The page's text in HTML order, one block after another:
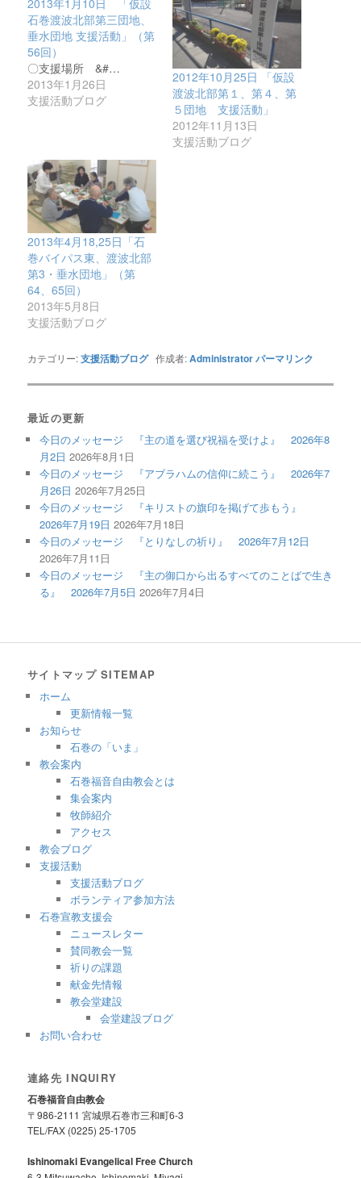
石巻渡波北部第三団地、
垂水団地 支援活動」（第
56回）
〇支援場所 &#…
2013年1月26日
支援活動ブログ
2012年10月25日 「仮設
渡波北部第１、第４、第
５団地 支援活動」
2012年11月13日
支援活動ブログ
2013年4月18,25日「石
巻バイパス東、渡波北部
第3・垂水団地」（第
64、65回）
2013年5月8日
支援活動ブログ
カテゴリー:支援活動ブログ作成者:Administratorパーマリンク
最近の更新
今日のメッセージ 『主の道を選び祝福を受けよ』 2026年8
月2日 2026年8月1日
今日のメッセージ 『アブラハムの信仰に続こう』 2026年7
月26日 2026年7月25日
今日のメッセージ 『キリストの旗印を掲げて歩もう』
2026年7月19日 2026年7月18日
今日のメッセージ 『とりなしの祈り』 2026年7月12日
2026年7月11日
今日のメッセージ 『主の御口から出るすべてのことばで生き
る』 2026年7月5日 2026年7月4日
サイトマップ SITEMAP
ホーム
更新情報一覧
お知らせ
石巻の「いま」
教会案内
石巻福音自由教会とは
集会案内
牧師紹介
アクセス
教会ブログ
支援活動
支援活動ブログ
ボランティア参加方法
石巻宣教支援会
ニュースレター
賛同教会一覧
祈りの課題
献金先情報
教会堂建設
会堂建設ブログ
お問い合わせ
連絡先 INQUIRY
石巻福音自由教会
〒986-2111 宮城県石巻市三和町6-3
TEL/FAX (0225) 25-1705
Ishinomaki Evangelical Free Church